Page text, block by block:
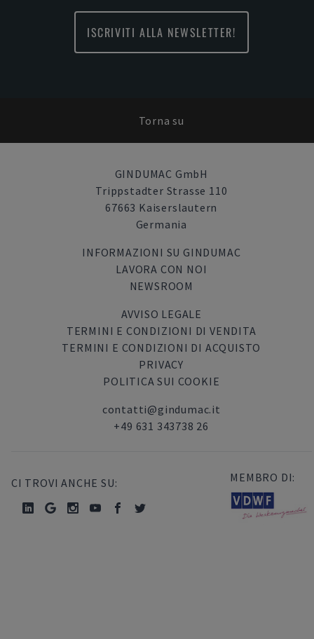
ISCRIVITI ALLA NEWSLETTER!
Torna su
GINDUMAC GmbH
Trippstadter Strasse 110
67663 Kaiserslautern
Germania
INFORMAZIONI SU GINDUMAC
LAVORA CON NOI
NEWSROOM
AVVISO LEGALE
TERMINI E CONDIZIONI DI VENDITA
TERMINI E CONDIZIONI DI ACQUISTO
PRIVACY
POLITICA SUI COOKIE
contatti@gindumac.it
+49 631 343738 26
CI TROVI ANCHE SU: MEMBRO DI: